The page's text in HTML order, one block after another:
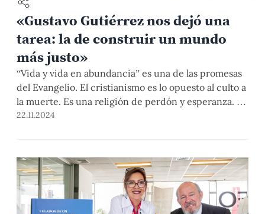
«Gustavo Gutiérrez nos dejó una
tarea: la de construir un mundo
más justo»
“Vida y vida en abundancia” es una de las promesas
del Evangelio. El cristianismo es lo opuesto al culto a
la muerte. Es una religión de perdón y esperanza. El
catolicismo es universal porque proclama una idea
22.11.2024